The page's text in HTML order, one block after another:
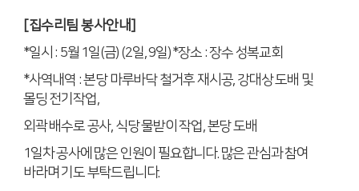
[집수리팀 봉사안내]
*일시 : 5월 1일(금) (2일, 9일) *장소 :장수 성복교회
*사역내역 :본당 마루바닥 철거후 재시공, 강대상 도배 및
몰딩 전기작업,
외곽 배수로 공사, 식당 물받이 작업,본당 도배
1일차 공사에 많은 인원이 필요합니다. 많은 관심과 참여
바라며 기도 부탁드립니다.